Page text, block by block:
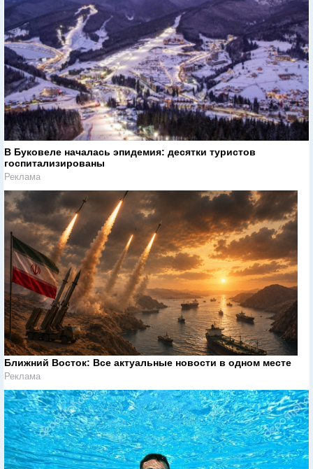
В Буковеле началась эпидемия: десятки туристов
госпитализированы
Реклама
Ближний Восток: Все актуальные новости в одном месте
Реклама